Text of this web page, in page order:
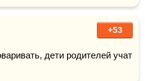
+53